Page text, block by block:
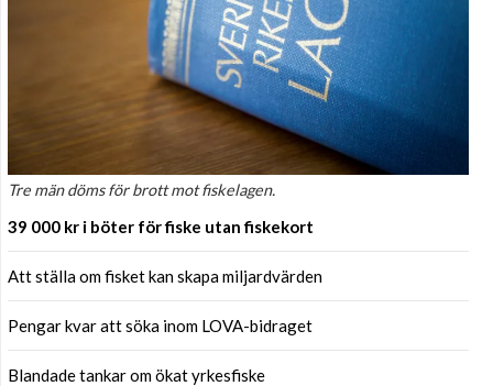
Tre män döms för brott mot fiskelagen.
39 000 kr i böter för fiske utan fiskekort
Att ställa om fisket kan skapa miljardvärden
Pengar kvar att söka inom LOVA-bidraget
Blandade tankar om ökat yrkesfiske